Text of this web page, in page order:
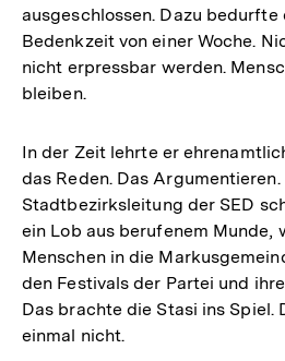
ausgeschlossen. Dazu bedurfte
Bedenkzeit von einer Woche.
nicht erpressbar werden.
bleiben.
In der Zeit lehrte er
das Reden. Das
Stadtbezirksleitung der SED
ein Lob aus berufenem Munde,
Menschen in die
den Festivals der Partei und
Das brachte die Stasi ins Spiel.
einmal nicht.